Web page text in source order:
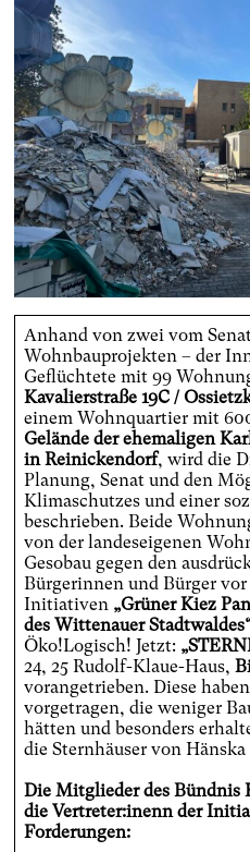
Anhand von zwei vom
Wohnbauprojekten – der
Geflüchtete mit 99
Kavalierstraße 19C /
einem Wohnquartier mit
Gelände der ehemaligen
in Reinickendorf, wird die
Planung, Senat und den
Klimaschutzes und einer
beschrieben. Beide
von der landeseigenen
Gesobau gegen den
Bürgerinnen und Bürger
Initiativen „Grüner Kiez
des Wittenauer
Öko!Logisch! Jetzt:
24, 25 Rudolf-Klaue-Haus,
vorangetrieben. Diese
vorgetragen, die weniger
hätten und besonders
die Sternhäuser von
Die Mitglieder des Bündnis
die Vertreter:inenn der
Forderungen: